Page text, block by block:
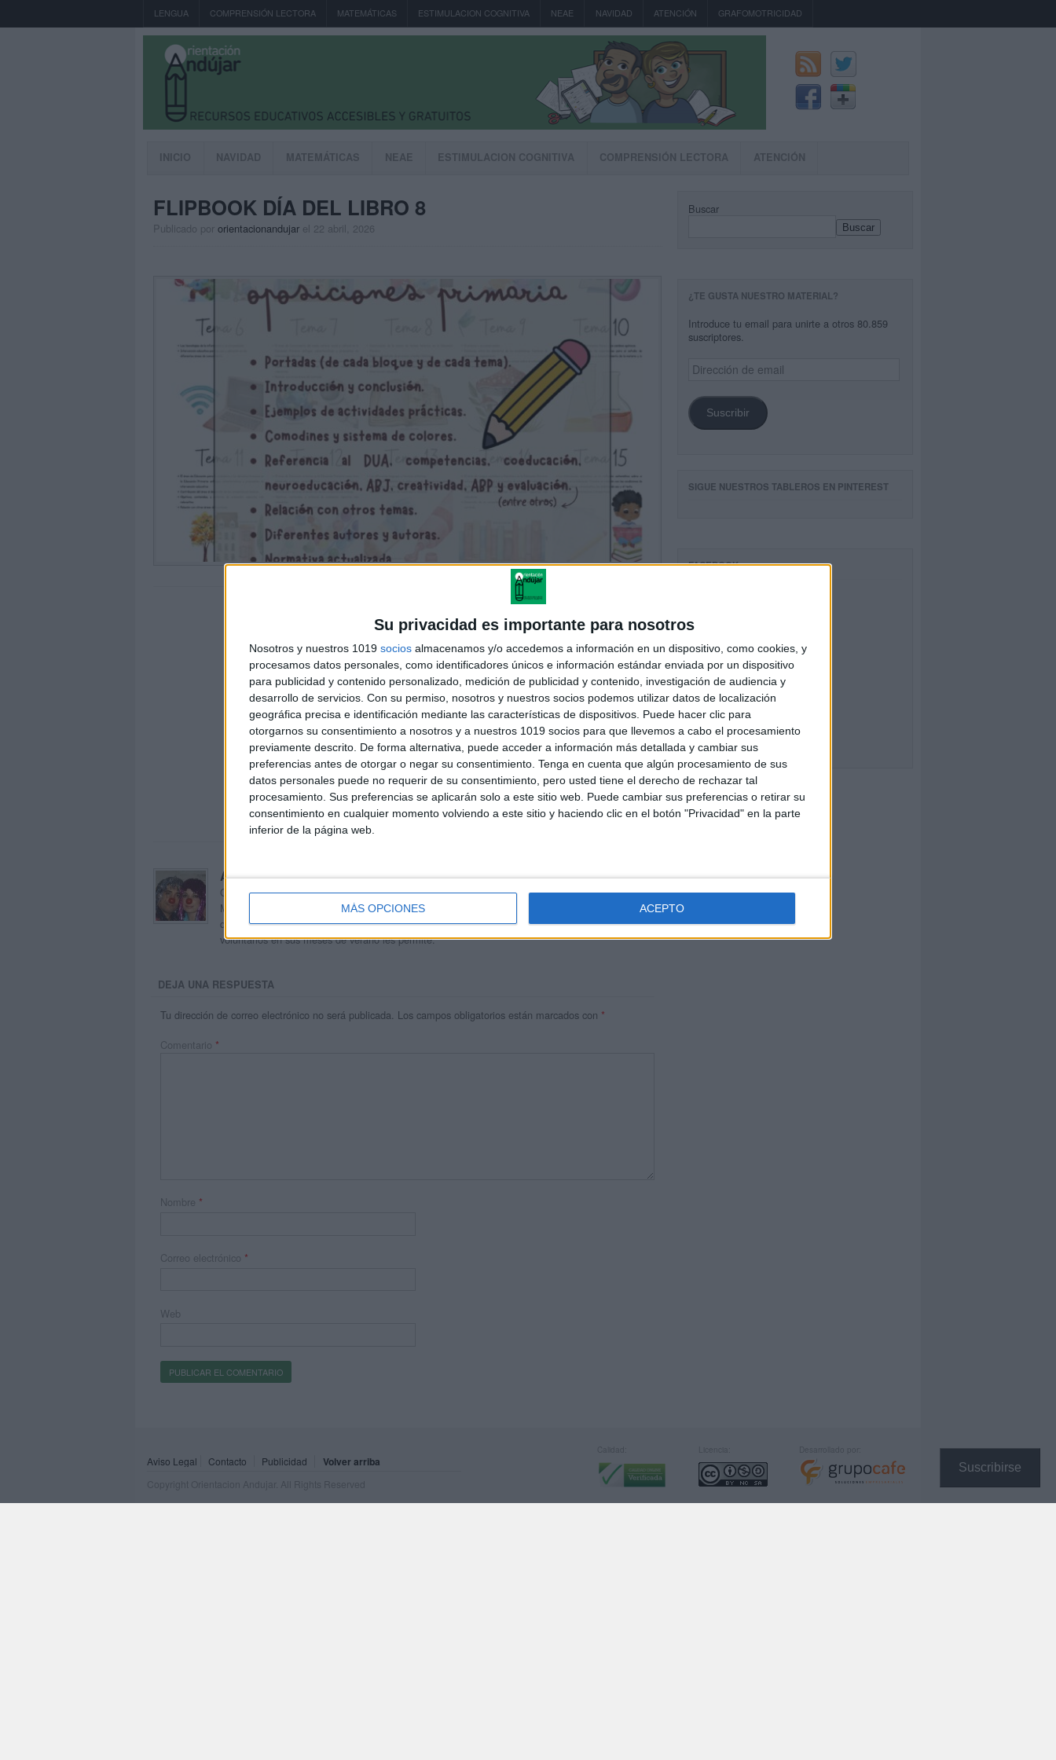
Su privacidad es importante para nosotros
Nosotros y nuestros 1019 socios almacenamos y/o accedemos a información en un dispositivo, como cookies, y
procesamos datos personales, como identificadores únicos e información estándar enviada por un dispositivo
para publicidad y contenido personalizado, medición de publicidad y contenido, investigación de audiencia y
desarrollo de servicios. Con su permiso, nosotros y nuestros socios podemos utilizar datos de localización
geográfica precisa e identificación mediante las características de dispositivos. Puede hacer clic para
otorgarnos su consentimiento a nosotros y a nuestros 1019 socios para que llevemos a cabo el procesamiento
previamente descrito. De forma alternativa, puede acceder a información más detallada y cambiar sus
preferencias antes de otorgar o negar su consentimiento. Tenga en cuenta que algún procesamiento de sus
datos personales puede no requerir de su consentimiento, pero usted tiene el derecho de rechazar tal
procesamiento. Sus preferencias se aplicarán solo a este sitio web. Puede cambiar sus preferencias o retirar su
consentimiento en cualquier momento volviendo a este sitio y haciendo clic en el botón "Privacidad" en la parte
inferior de la página web.
MÁS OPCIONES ACEPTO
Suscribirse
LENGUA COMPRENSIÓN LECTORA MATEMÁTICAS ESTIMULACION COGNITIVA NEAE NAVIDAD ATENCIÓN GRAFOMOTRICIDAD
INICIO NAVIDAD MATEMÁTICAS NEAE ESTIMULACION COGNITIVA COMPRENSIÓN LECTORA ATENCIÓN
FLIPBOOK DÍA DEL LIBRO 8
Publicado por orientacionandujar el 22 abril, 2026
Acerca de orientacionandujar
Orientación Andújar no es solo un blog, es la apuesta personal de dos profesores Ginés y
Maribel, que además de ser pareja, son los encargados de los contenidos que encontramos
dentro del blog y en el cual, vuelcan la mayor parte del tiempo, que sus tareas como docentes, y
voluntarios en sus meses de verano les permite.
DEJA UNA RESPUESTA
Tu dirección de correo electrónico no será publicada. Los campos obligatorios están marcados con *
Comentario *
Nombre *
Correo electrónico *
Web
Buscar
Buscar
¿TE GUSTA NUESTRO MATERIAL?
Introduce tu email para unirte a otros 80.859
suscriptores.
Dirección
de
Suscribir
SIGUE NUESTROS TABLEROS EN PINTEREST
FACEBOOK
Aviso Legal Contacto Publicidad Volver arriba